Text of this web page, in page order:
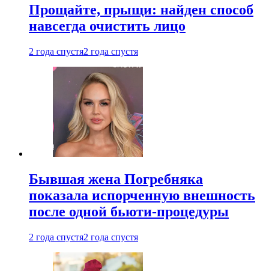
Прощайте, прыщи: найден способ
навсегда очистить лицо
2 года спустя2 года спустя
Бывшая жена Погребняка
показала испорченную внешность
после одной бьюти-процедуры
2 года спустя2 года спустя